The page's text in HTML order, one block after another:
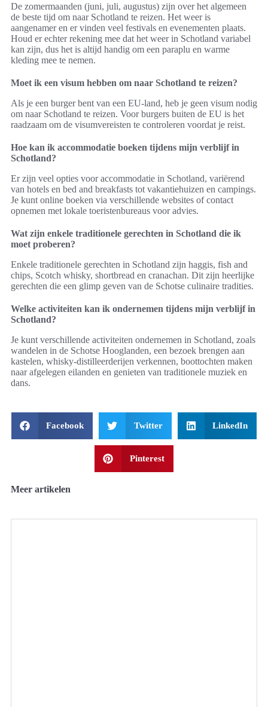
De zomermaanden (juni, juli, augustus) zijn over het algemeen
de beste tijd om naar Schotland te reizen. Het weer is
aangenamer en er vinden veel festivals en evenementen plaats.
Houd er echter rekening mee dat het weer in Schotland variabel
kan zijn, dus het is altijd handig om een paraplu en warme
kleding mee te nemen.
Moet ik een visum hebben om naar Schotland te reizen?
Als je een burger bent van een EU-land, heb je geen visum nodig
om naar Schotland te reizen. Voor burgers buiten de EU is het
raadzaam om de visumvereisten te controleren voordat je reist.
Hoe kan ik accommodatie boeken tijdens mijn verblijf in
Schotland?
Er zijn veel opties voor accommodatie in Schotland, variërend
van hotels en bed and breakfasts tot vakantiehuizen en campings.
Je kunt online boeken via verschillende websites of contact
opnemen met lokale toeristenbureaus voor advies.
Wat zijn enkele traditionele gerechten in Schotland die ik
moet proberen?
Enkele traditionele gerechten in Schotland zijn haggis, fish and
chips, Scotch whisky, shortbread en cranachan. Dit zijn heerlijke
gerechten die een glimp geven van de Schotse culinaire tradities.
Welke activiteiten kan ik ondernemen tijdens mijn verblijf in
Schotland?
Je kunt verschillende activiteiten ondernemen in Schotland, zoals
wandelen in de Schotse Hooglanden, een bezoek brengen aan
kastelen, whisky-distilleerderijen verkennen, boottochten maken
naar afgelegen eilanden en genieten van traditionele muziek en
dans.
Facebook Twitter LinkedIn
Pinterest
Meer artikelen